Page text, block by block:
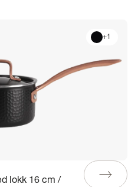
+1
lokk 16 cm /